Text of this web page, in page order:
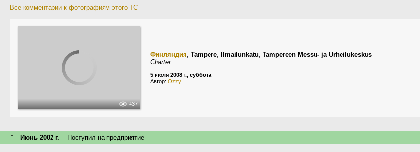
Все комментарии к фотографиям этого ТС
437
Финляндия, Tampere, Ilmailunkatu, Tampereen Messu- ja Urheilukeskus
Charter
5 июля 2008 г., суббота
Автор: Ozzy
↑ Июнь 2002 г. Поступил на предприятие